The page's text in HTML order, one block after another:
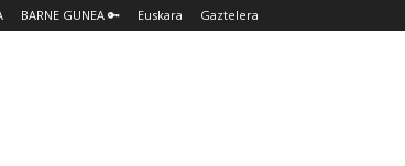
BARNE GUNEA 🔑 Euskara Gaztelera